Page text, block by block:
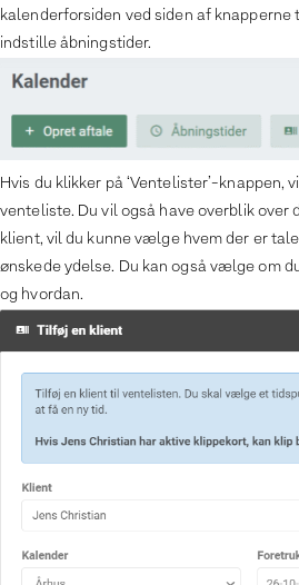
kalenderforsiden ved siden af
indstille åbningstider.
Hvis du klikker på ‘Ventelister’-knappen,
venteliste. Du vil også have overblik over
klient, vil du kunne vælge hvem der er
ønskede ydelse. Du kan også vælge om
og hvordan.